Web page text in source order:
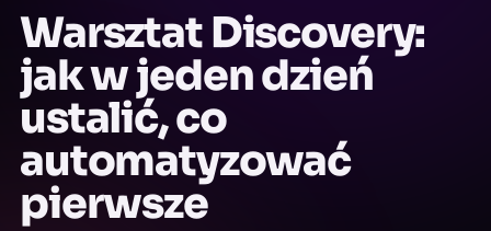
Warsztat Discovery:
jak w jeden dzień
ustalić, co
automatyzować
pierwsze